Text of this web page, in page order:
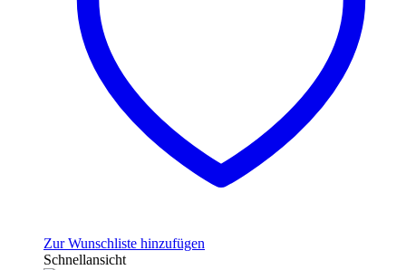
Zur Wunschliste hinzufügen
Schnellansicht